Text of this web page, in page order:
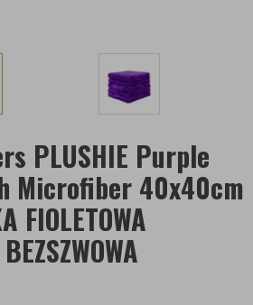
PLUSHIE Purple
Microfiber 40x40cm
FIOLETOWA